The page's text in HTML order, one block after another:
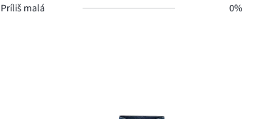
Príliš malá 0%